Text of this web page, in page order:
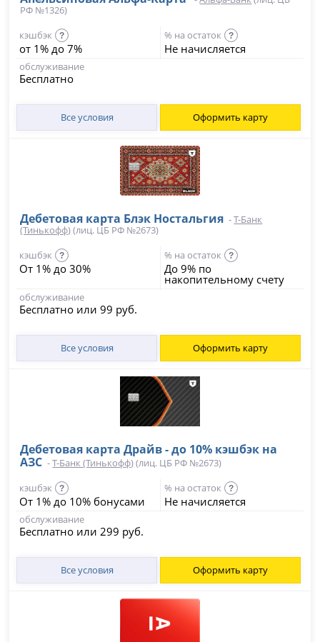
РФ №1326)
кэшбэк
?
от 1% до 7%
% на остаток ?
Не начисляется
обслуживание
Бесплатно
Все условия Оформить карту
Дебетовая карта Блэк Ностальгия -Т-Банк
(Тинькофф)(лиц. ЦБ РФ №2673)
кэшбэк
?
От 1% до 30%
% на остаток ?
До 9% по
накопительному счету
обслуживание
Бесплатно или 99 руб.
Все условия Оформить карту
Дебетовая карта Драйв - до 10% кэшбэк на
АЗС -Т-Банк (Тинькофф)(лиц. ЦБ РФ №2673)
кэшбэк
?
От 1% до 10% бонусами
% на остаток ?
Не начисляется
обслуживание
Бесплатно или 299 руб.
Все условия Оформить карту